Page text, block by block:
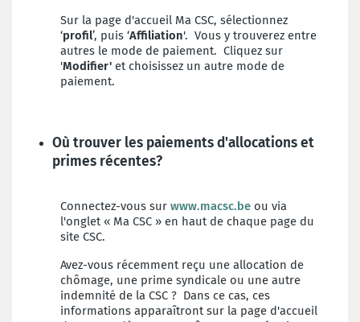
Sur la page d'accueil Ma CSC, sélectionnez
‘profil’, puis ‘Affiliation'. Vous y trouverez entre
autres le mode de paiement. Cliquez sur
'Modifier' et choisissez un autre mode de
paiement.
Où trouver les paiements d'allocations et
primes récentes?
Connectez-vous sur www.macsc.be ou via
l'onglet « Ma CSC » en haut de chaque page du
site CSC.
Avez-vous récemment reçu une allocation de
chômage, une prime syndicale ou une autre
indemnité de la CSC ? Dans ce cas, ces
informations apparaîtront sur la page d'accueil